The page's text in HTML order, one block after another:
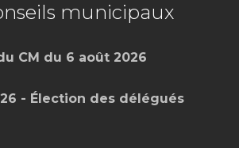
municipaux
CM du 6 août 2026
- Élection des délégués